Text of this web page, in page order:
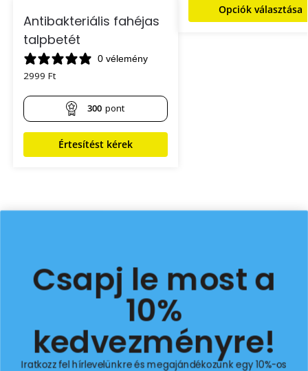
Antibakteriális fahéjas
talpbetét
0 vélemény
2999 Ft
300 pont
Értesítést kérek
Opciók választása
Mások ezeket vásárolták még
Túra
Munka
Hétköznap
Csapj le most a
10%
kedvezményre!
Iratkozz fel hírlevelünkre és megajándékozunk egy 10%-os
kuponnal, valamint elsőként értesülhetsz a legújabb akciókról
és ajánlatokról!
KÉREM A KUPONT!
NEM, KÖSZI!